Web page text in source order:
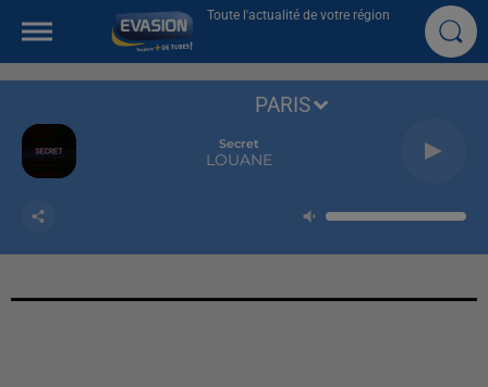
Toute l'actualité de votre région
Secret
LOUANE
PARIS